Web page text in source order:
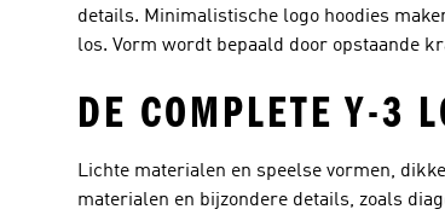
details. Minimalistische logo hoodies
los. Vorm wordt bepaald door opstaande
DE COMPLETE Y-3
Lichte materialen en speelse vormen,
materialen en bijzondere details, zoals